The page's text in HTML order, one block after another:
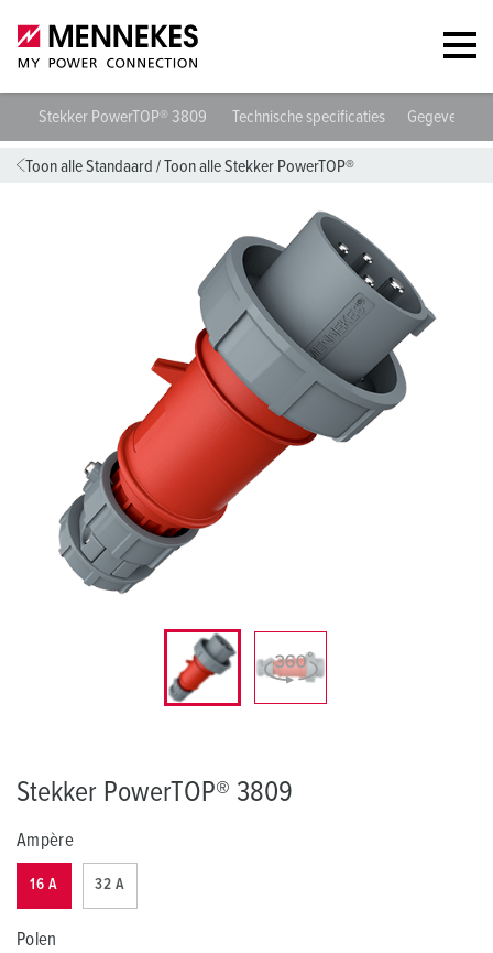
Stekker PowerTOP® 3809 Technische specificaties
Toon alle Standaard /Toon alle Stekker PowerTOP®
Stekker PowerTOP® 3809
Ampère
16 A 32 A
Polen